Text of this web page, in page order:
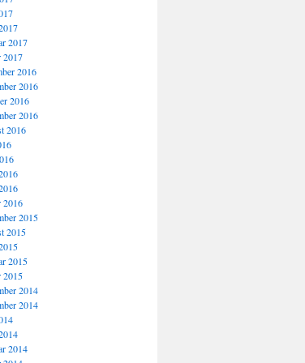
2017
2017
2016
2016
2016
2016
2016
2016
2015
2015
2015
2015
2014
2014
2014